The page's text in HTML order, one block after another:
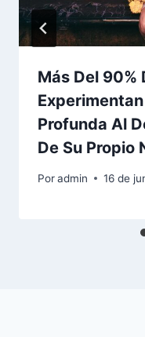
Más Del 90%
Profunda Al
De Su Propio
Poradmin 16 de